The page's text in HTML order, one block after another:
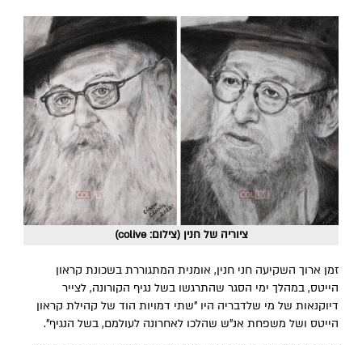
ציוריה של חנין (צילום: colive)
זמן ארוך השקיעה חני חנין, אומנית המתגוררת בשכונת קראון
הייטס, במהלך ימי הסגר שהתרגשו בשל נגיף הקורונה, לצייר
דיוקנאות של מי שלדבריה היו "שתי דמויות הוד של קהילת קראון
הייטס ושל משפחת אנ"ש שהלכו לאחרונה לעולמם, בשל הנגיף".